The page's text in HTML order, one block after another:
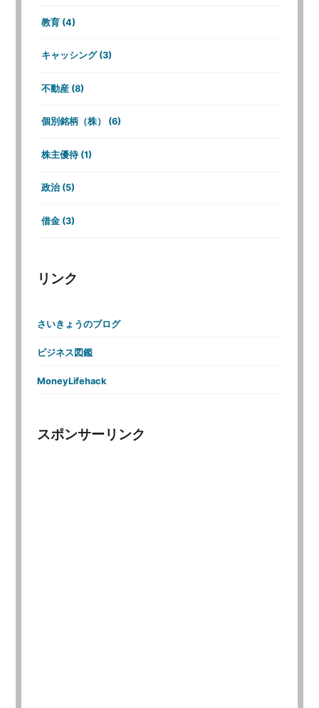
教育 (4)
キャッシング (3)
不動産 (8)
個別銘柄（株） (6)
株主優待 (1)
政治 (5)
借金 (3)
リンク
さいきょうのブログ
ビジネス図鑑
MoneyLifehack
スポンサーリンク